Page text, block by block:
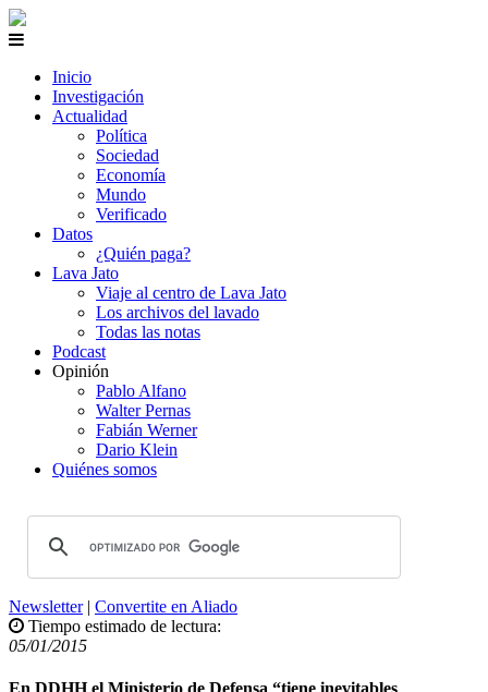
Inicio
Investigación
Actualidad
Política
Sociedad
Economía
Mundo
Verificado
Datos
¿Quién paga?
Lava Jato
Viaje al centro de Lava Jato
Los archivos del lavado
Todas las notas
Podcast
Opinión
Pablo Alfano
Walter Pernas
Fabián Werner
Dario Klein
Quiénes somos
Newsletter| Convertite en Aliado
Tiempo estimado de lectura:
05/01/2015